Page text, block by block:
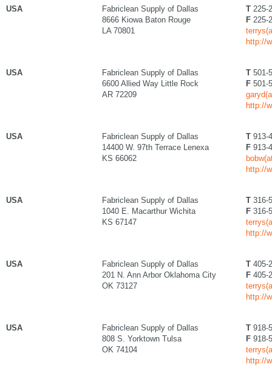
USA
Fabriclean Supply of Dallas
8666 Kiowa Baton Rouge
LA 70801
T 225-
F 225-
http://
USA
Fabriclean Supply of Dallas
6600 Allied Way Little Rock
AR 72209
T 501-
F 501-
http://
USA
Fabriclean Supply of Dallas
14400 W. 97th Terrace Lenexa
KS 66062
T 913-
F 913-
http://
USA
Fabriclean Supply of Dallas
1040 E. Macarthur Wichita
KS 67147
T 316-
F 316-
http://
USA
Fabriclean Supply of Dallas
201 N. Ann Arbor Oklahoma City
OK 73127
T 405-
F 405-
http://
USA
Fabriclean Supply of Dallas
808 S. Yorktown Tulsa
OK 74104
T 918-
F 918-
http://